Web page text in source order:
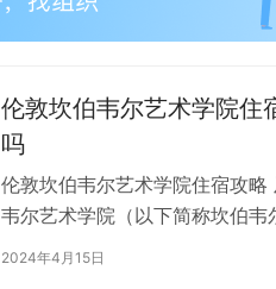
伦敦坎伯韦尔艺术学院住
吗
伦敦坎伯韦尔艺术学院住宿攻
韦尔艺术学院（以下简称坎伯韦
吸引了全球各地的学子前来学习
2024年4月15日